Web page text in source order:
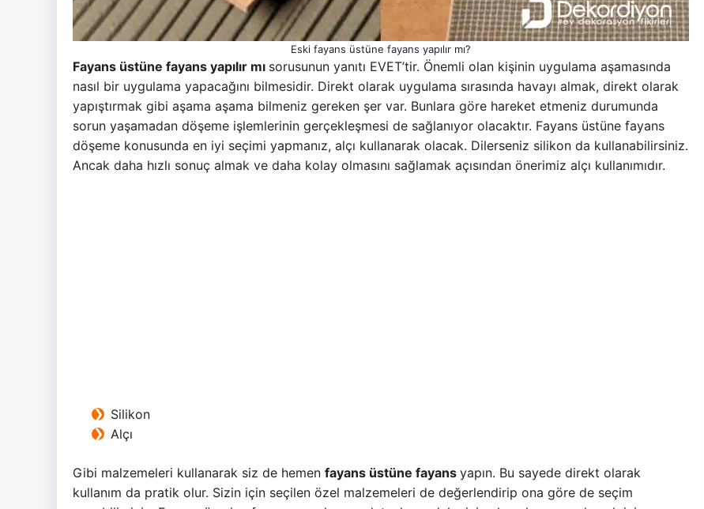
Eski fayans üstüne fayans yapılır mı?
Fayans üstüne fayans yapılır mı sorusunun yanıtı EVET’tir. Önemli olan kişinin uygulama aşamasında
nasıl bir uygulama yapacağını bilmesidir. Direkt olarak uygulama sırasında havayı almak, direkt olarak
yapıştırmak gibi aşama aşama bilmeniz gereken şer var. Bunlara göre hareket etmeniz durumunda
sorun yaşamadan döşeme işlemlerinin gerçekleşmesi de sağlanıyor olacaktır. Fayans üstüne fayans
döşeme konusunda en iyi seçimi yapmanız, alçı kullanarak olacak. Dilerseniz silikon da kullanabilirsiniz.
Ancak daha hızlı sonuç almak ve daha kolay olmasını sağlamak açısından önerimiz alçı kullanımıdır.
Silikon
Alçı
Gibi malzemeleri kullanarak siz de hemen fayans üstüne fayans yapın. Bu sayede direkt olarak
kullanım da pratik olur. Sizin için seçilen özel malzemeleri de değerlendirip ona göre de seçim